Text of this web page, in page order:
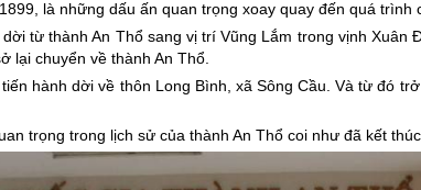
là những dấu ấn quan trọng xoay quay đến quá
dời từ thành An Thổ sang vị trí Vũng Lắm trong vịnh Xuân
lại chuyển về thành An Thổ.
tiến hành dời về thôn Long Bình, xã Sông Cầu. Và từ đó
trọng trong lịch sử của thành An Thổ coi như đã kết